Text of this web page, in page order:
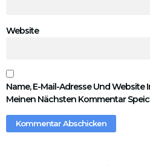
Website
Name, E-Mail-Adresse Und Website
Meinen Nächsten Kommentar